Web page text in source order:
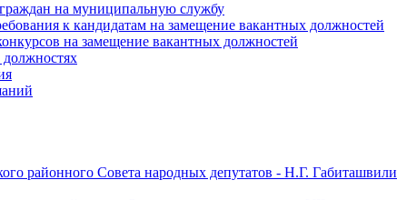
на муниципальную службу
к кандидатам на замещение вакантных должностей
на замещение вакантных должностей
районного Совета народных депутатов - Н.Г. Габиташвили